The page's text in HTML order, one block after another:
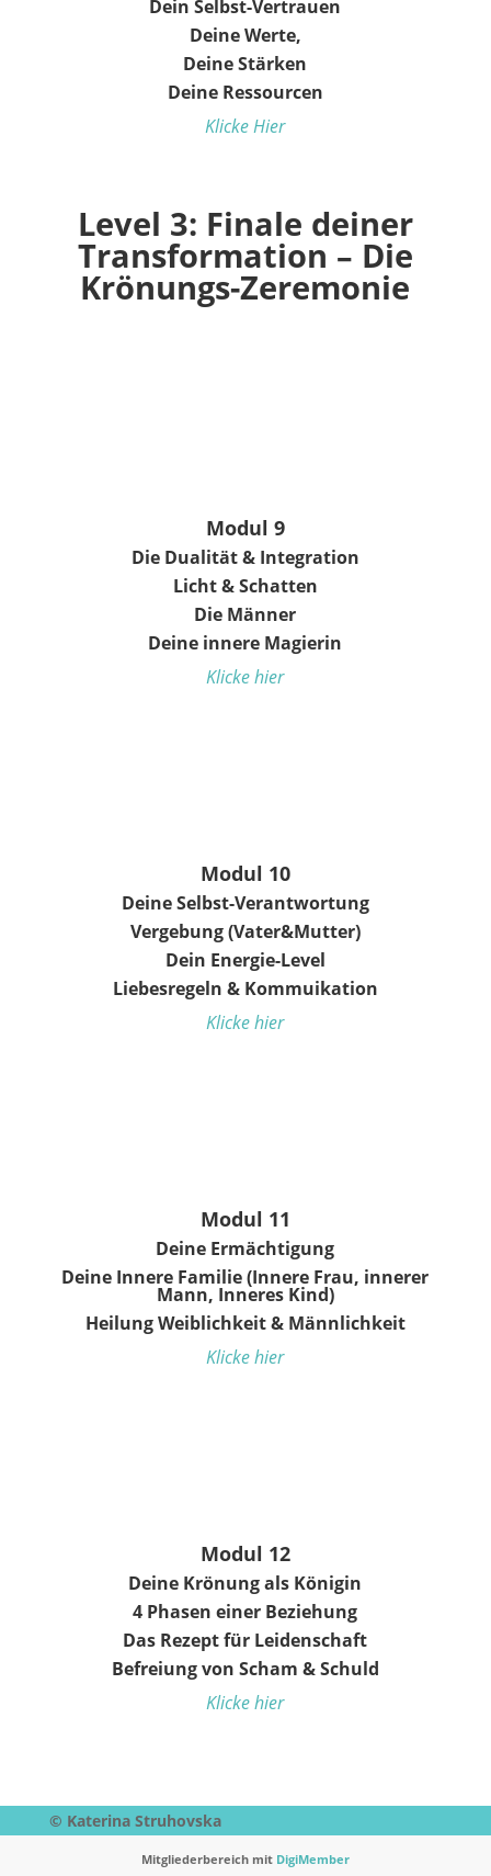
Dein Selbst-Vertrauen
Deine Werte,
Deine Stärken
Deine Ressourcen
Klicke Hier
Level 3: Finale deiner
Transformation – Die
Krönungs-Zeremonie
Modul 9
Die Dualität & Integration
Licht & Schatten
Die Männer
Deine innere Magierin
Klicke hier
Modul 10
Deine Selbst-Verantwortung
Vergebung (Vater&Mutter)
Dein Energie-Level
Liebesregeln & Kommuikation
Klicke hier
Modul 11
Deine Ermächtigung
Deine Innere Familie (Innere Frau, innerer
Mann, Inneres Kind)
Heilung Weiblichkeit & Männlichkeit
Klicke hier
Modul 12
Deine Krönung als Königin
4 Phasen einer Beziehung
Das Rezept für Leidenschaft
Befreiung von Scham & Schuld
Klicke hier
© Katerina Struhovska
Mitgliederbereich mit DigiMember